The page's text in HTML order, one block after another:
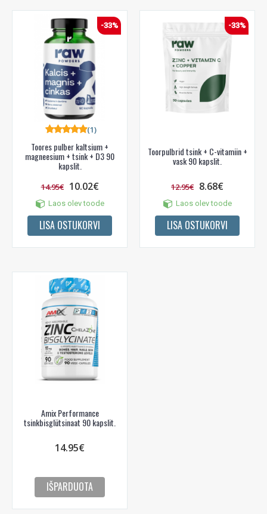
-33%
Toores pulber kaltsium +
magneesium + tsink + D3 90
kapslit.
(1)
14.95€ 10.02€
Laos olev toode
LISA OSTUKORVI
-33%
Toorpulbrid tsink + C-vitamiin +
vask 90 kapslit.
12.95€ 8.68€
Laos olev toode
LISA OSTUKORVI
Amix Performance
tsinkbisglütsinaat 90 kapslit.
14.95€
IŠPARDUOTA